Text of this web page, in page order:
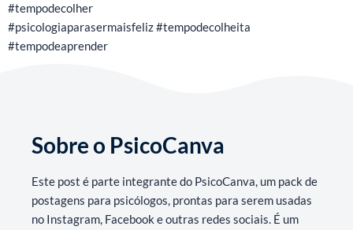
#tempodecolher
#psicologiaparasermaisfeliz #tempodecolheita
#tempodeaprender
Sobre o PsicoCanva
Este post é parte integrante do PsicoCanva, um pack de
postagens para psicólogos, prontas para serem usadas
no Instagram, Facebook e outras redes sociais. É um